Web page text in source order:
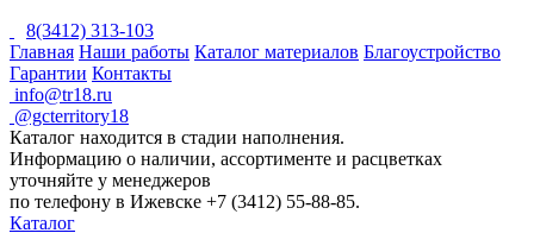
8(3412) 313-103
Главная Наши работы Каталог материалов Благоустройство
Гарантии Контакты
info@tr18.ru
@gcterritory18
Каталог находится в стадии наполнения.
Информацию о наличии, ассортименте и расцветках
уточняйте у менеджеров
по телефону в Ижевске +7 (3412) 55-88-85.
Каталог